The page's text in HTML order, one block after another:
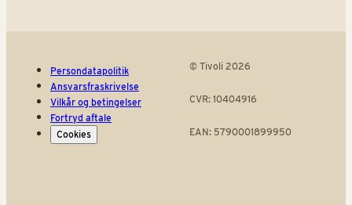
Persondatapolitik
Ansvarsfraskrivelse
Vilkår og betingelser
Fortryd aftale
Cookies
© Tivoli 2026
CVR: 10404916
EAN: 5790001899950